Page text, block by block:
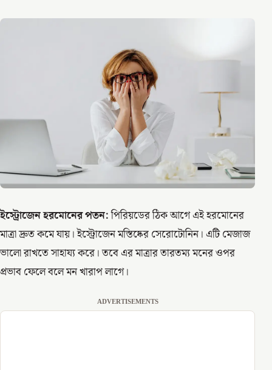
ইস্ট্রোজেন হরমোনের পতন:পিরিয়ডের ঠিক আগে এই হরমোনের
মাত্রা দ্রুত কমে যায়। ইস্ট্রোজেন মস্তিষ্কের সেরোটোনিন। এটি মেজাজ
ভালো রাখতে সাহায্য করে। তবে এর মাত্রার তারতম্য মনের ওপর
প্রভাব ফেলে বলে মন খারাপ লাগে।
ADVERTISEMENTS